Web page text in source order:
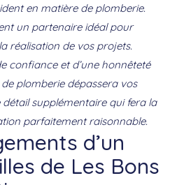
en matière de plomberie.
un partenaire idéal pour
réalisation de vos projets.
confiance et d’une honnêteté
plomberie dépassera vos
supplémentaire qui fera la
parfaitement raisonnable.
d’un
de Les Bons